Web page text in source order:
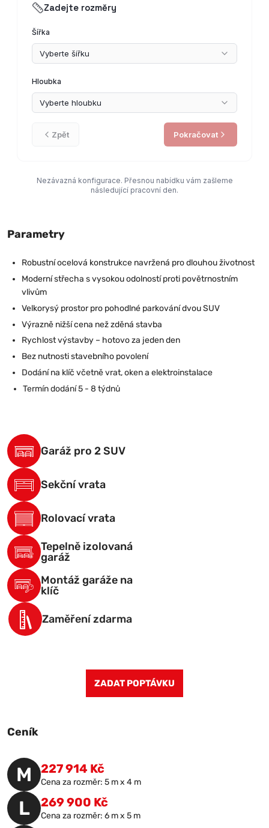
Parametry
Robustní ocelová konstrukce navržená pro dlouhou životnost
Moderní střecha s vysokou odolností proti povětrnostním
vlivům
Velkorysý prostor pro pohodlné parkování dvou SUV
Výrazně nižší cena než zděná stavba
Rychlost výstavby – hotovo za jeden den
Bez nutnosti stavebního povolení
Dodání na klíč včetně vrat, oken a elektroinstalace
Termín dodání 5 - 8 týdnů
Garáž pro 2 SUV
Sekční vrata
Rolovací vrata
Tepelně izolovaná
garáž
Montáž garáže na
klíč
Zaměření zdarma
ZADAT POPTÁVKU
Ceník
M 227 914 Kč
Cena za rozměr: 5 m x 4 m
L 269 900 Kč
Cena za rozměr: 6 m x 5 m